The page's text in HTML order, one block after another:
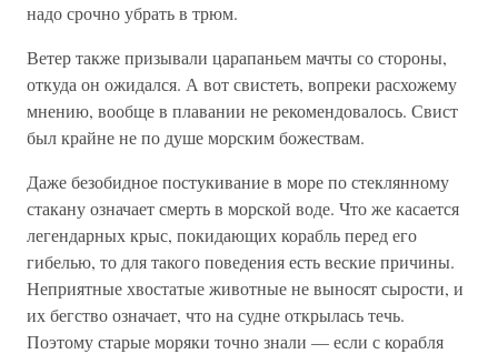
надо срочно убрать в трюм.
Ветер также призывали царапаньем мачты со стороны,
откуда он ожидался. А вот свистеть, вопреки расхожему
мнению, вообще в плавании не рекомендовалось. Свист
был крайне не по душе морским божествам.
Даже безобидное постукивание в море по стеклянному
стакану означает смерть в морской воде. Что же касается
легендарных крыс, покидающих корабль перед его
гибелью, то для такого поведения есть веские причины.
Неприятные хвостатые животные не выносят сырости, и
их бегство означает, что на судне открылась течь.
Поэтому старые моряки точно знали — если с корабля